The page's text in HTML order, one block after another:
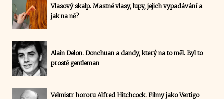
Vlasový skalp. Mastné vlasy, lupy, jejich vypadávání a
jak na ně?
Alain Delon. Donchuan a dandy, který na to měl. Byl to
prostě gentleman
Velmistr hororu Alfred Hitchcock. Filmy jako Vertigo